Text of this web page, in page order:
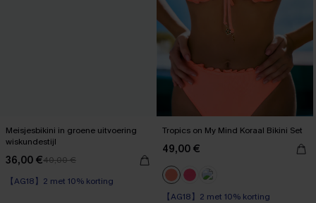
Meisjesbikini in groene uitvoering
wiskundestijl
36,00 €40,00 €
【AG18】2 met 10% korting
Op voorraad
Tropics on My Mind Koraal Bikini Set
49,00 €
【AG18】2 met 10% korting
High Waist